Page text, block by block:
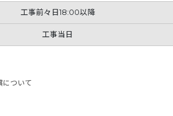
工事前々日18:00以降
工事当日
について